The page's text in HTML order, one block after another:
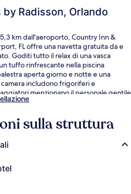
Radisson, Orlando
km dall'aeroporto, Country Inn &
FL offre una navetta gratuita da e
Goditi tutto il relax di una vasca
tuffo rinfrescante nella piscina
aperta giorno e notte e una
includono frigoriferi e
menzionano il personale gentile
sulla struttura